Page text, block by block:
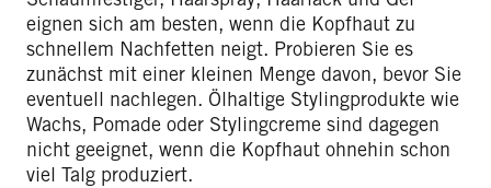
eignen sich am besten, wenn die Kopfhaut zu
schnellem Nachfetten neigt. Probieren Sie es
zunächst mit einer kleinen Menge davon, bevor Sie
eventuell nachlegen. Ölhaltige Stylingprodukte wie
Wachs, Pomade oder Stylingcreme sind dagegen
nicht geeignet, wenn die Kopfhaut ohnehin schon
viel Talg produziert.